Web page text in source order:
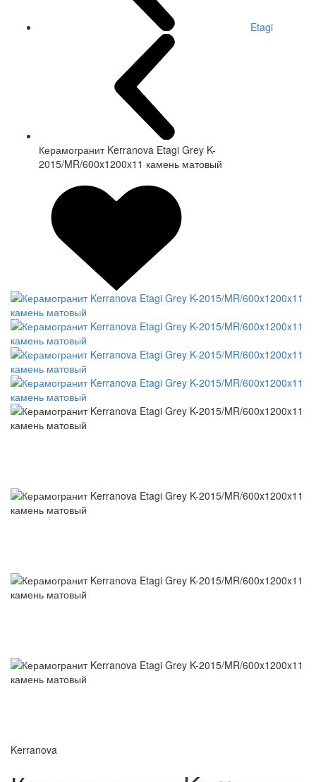
Etagi
Керамогранит Kerranova Etagi Grey K-
2015/MR/600x1200x11 камень матовый
Kerranova